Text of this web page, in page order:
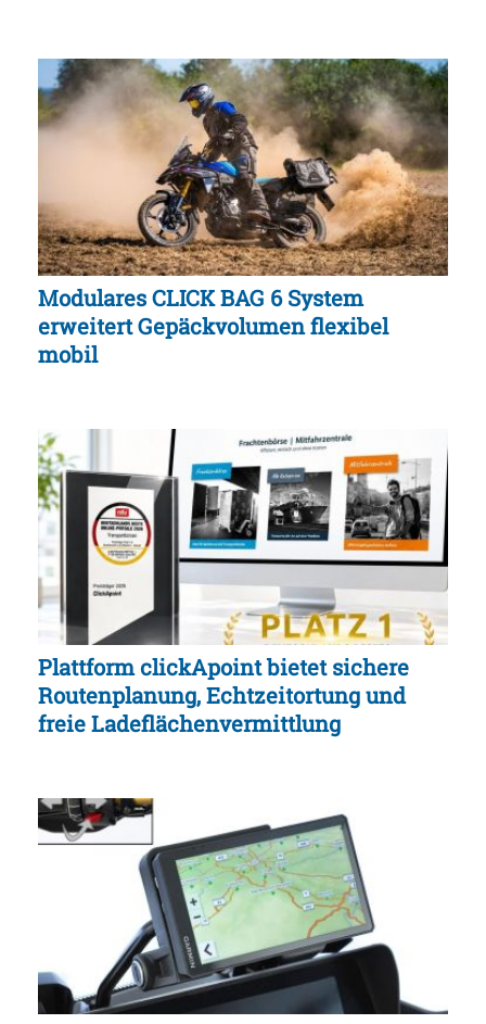
Modulares CLICK BAG 6 System
erweitert Gepäckvolumen flexibel
mobil
Plattform clickApoint bietet sichere
Routenplanung, Echtzeitortung und
freie Ladeflächenvermittlung